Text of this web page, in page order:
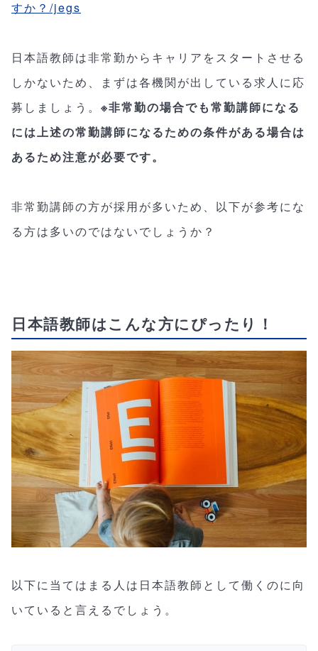
すか？/jegs
日本語教師は非常勤からキャリアをスタートさせる
しかないため、まずは各機関が出している求人に応
募しましょう。 ※非常勤の場合でも常勤講師になる
には上述の常勤講師になるための条件がある場合は
あるため注意が必要です。
非常勤講師の方が採用が多いため、以下が参考にな
る方は多いのではないでしょうか？
日本語教師はこんな方にぴったり！
以下に当てはまる人は日本語教師として働くのに向
いていると言えるでしょう。